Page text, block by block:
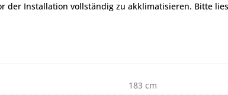
der Installation vollständig zu akklimatisieren. Bitte
183 cm